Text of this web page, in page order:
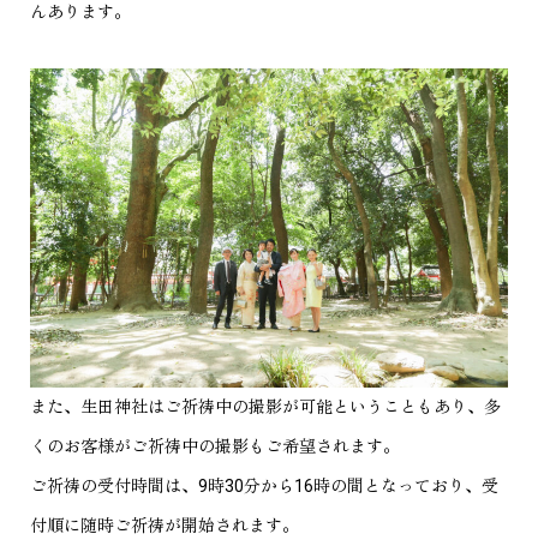
んあります。
また、生田神社はご祈祷中の撮影が可能ということもあり、多
くのお客様がご祈祷中の撮影もご希望されます。
ご祈祷の受付時間は、9時30分から16時の間となっており、受
付順に随時ご祈祷が開始されます。